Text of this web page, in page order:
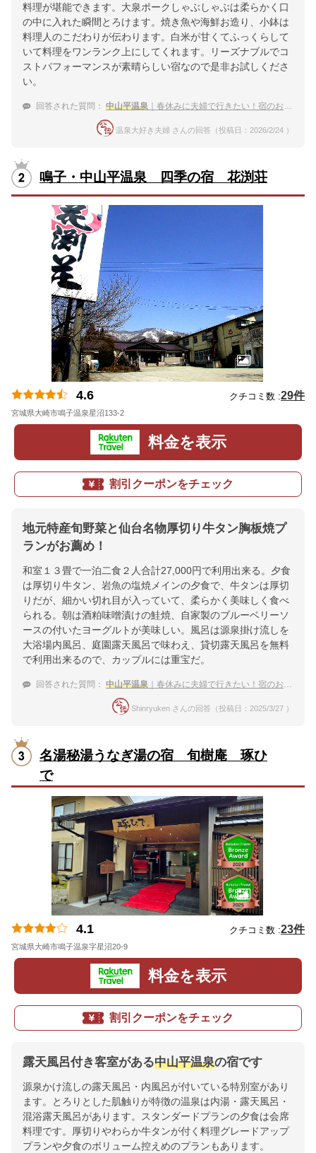
料理が堪能できます。大泉ポークしゃぶしゃぶは柔らかく口
の中に入れた瞬間とろけます。焼き魚や海鮮お造り、小鉢は
料理人のこだわりが伝わります。白米が甘くてふっくらして
いて料理をワンランク上にしてくれます。リーズナブルでコ
ストパフォーマンスが素晴らしい宿なので是非お試しくださ
い。
回答された質問： 中山平温泉 ｜春休みに夫婦で行きたい！宿のおすすめは？
温泉大好き夫婦 さんの回答（投稿日：2026/2/24 ）
鳴子・中山平温泉 四季の宿 花渕荘
4.6 クチコミ数 :29件
宮城県大崎市鳴子温泉星沼133-2
料金を表示
割引クーポンをチェック
地元特産旬野菜と仙台名物厚切り牛タン胸板焼プ
ランがお薦め！
和室１３畳で一泊二食２人合計27,000円で利用出来る。夕食
は厚切り牛タン、岩魚の塩焼メインの夕食で、牛タンは厚切
りだが、細かい切れ目が入っていて、柔らかく美味しく食べ
られる。朝は酒粕味噌󠄀漬けの鮭焼、自家製のブルーベリーソ
ースの付いたヨーグルトが美味しい。風呂は源泉掛け流しを
大浴場内風呂、庭園露天風呂で味わえ、貸切露天風呂を無料
で利用出来るので、カップルには重宝だ。
回答された質問： 中山平温泉 ｜春休みに夫婦で行きたい！宿のおすすめは？
Shinryuken さんの回答（投稿日：2025/3/27 ）
名湯秘湯うなぎ湯の宿 旬樹庵 琢ひ
で
4.1 クチコミ数 :23件
宮城県大崎市鳴子温泉字星沼20-9
料金を表示
割引クーポンをチェック
露天風呂付き客室がある中山平温泉の宿です
源泉かけ流しの露天風呂・内風呂が付いている特別室があり
ます。とろりとした肌触りが特徴の温泉は内湯・露天風呂・
混浴露天風呂があります。スタンダードプランの夕食は会席
料理です。厚切りやわらか牛タンが付く料理グレードアップ
プランや夕食のボリューム控えめのプランもあります。